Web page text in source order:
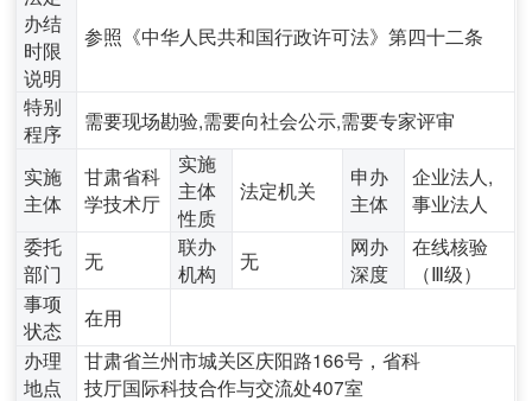
办结
时限
说明
参照《中华人民共和国行政许可法》第四十二条
特别
程序
需要现场勘验,需要向社会公示,需要专家评审
实施
主体
甘肃省科
学技术厅
实施
主体
性质
法定机关
申办
主体
企业法人,
事业法人
委托
部门
无
联办
机构
无
网办
深度
在线核验
（Ⅲ级）
事项
状态
在用
办理
地点
甘肃省兰州市城关区庆阳路166号，省科
技厅国际科技合作与交流处407室